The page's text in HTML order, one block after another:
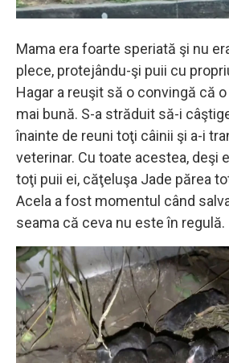
Mama era foarte speriată şi nu
plece, protejându-şi puii cu
Hagar a reuşit să o convingă că
mai bună. S-a străduit să-i
înainte de reuni toţi câinii şi a-i
veterinar. Cu toate acestea, deşi
toţi puii ei, căţeluşa Jade părea
Acela a fost momentul când
seama că ceva nu este în regulă.